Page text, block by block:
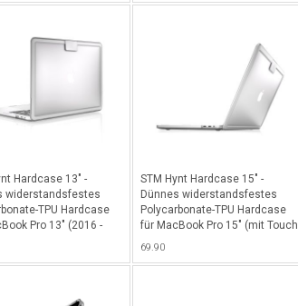
Hardcase 13" -
widerstandsfestes
TPU Hardcase
Pro 13" (2016 -
STM Hynt Hardcase 15" -
Dünnes widerstandsfestes
Polycarbonate-TPU Hardcase
für MacBook Pro 15" (mit Touch
69.90